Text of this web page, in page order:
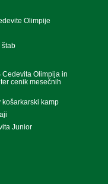
Olimpije
štab
Cedevita Olimpija in
cenik mesečnih
košarkarski kamp
Junior